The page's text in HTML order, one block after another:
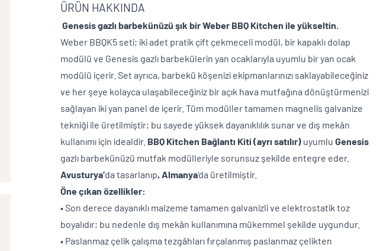
ÜRÜN HAKKINDA
Genesis gazlı barbekünüzü şık bir Weber BBQ Kitchen ile yükseltin.
Weber BBQK5 seti; iki adet pratik çift çekmeceli modül, bir kapaklı dolap
modülü ve Genesis gazlı barbekülerin yan ocaklarıyla uyumlu bir yan ocak
modülü içerir. Set ayrıca, barbekü köşenizi ekipmanlarınızı saklayabileceğiniz
ve her şeye kolayca ulaşabileceğiniz bir açık hava mutfağına dönüştürmenizi
sağlayan iki yan panel de içerir. Tüm modüller tamamen magnelis galvanize
tekniği ile üretilmiştir; bu sayede yüksek dayanıklılık sunar ve dış mekân
kullanımı için idealdir. BBQ Kitchen Bağlantı Kiti (ayrı satılır) uyumluGenesis
gazlı barbekünüzü mutfak modülleriyle sorunsuz şekilde entegre eder.
Avusturya’da tasarlanıp, Almanya‘da üretilmiştir.
Öne çıkan özellikler:
• Son derece dayanıklı malzeme tamamen galvanizli ve elektrostatik toz
boyalıdır; bu nedenle dış mekân kullanımına mükemmel şekilde uygundur.
• Paslanmaz çelik çalışma tezgâhları fırçalanmış paslanmaz çelikten